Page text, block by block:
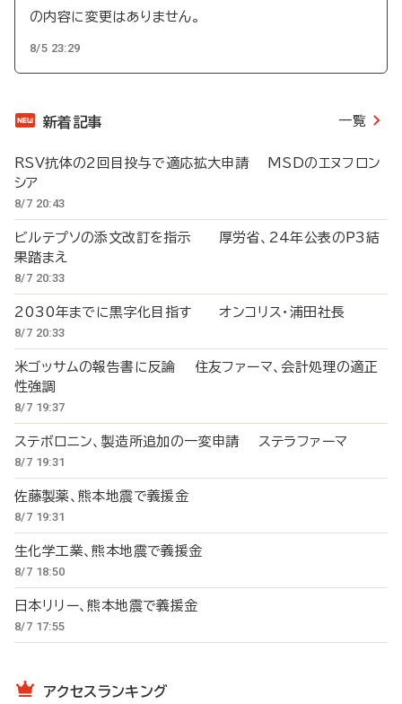
の内容に変更はありません。
8/5 23:29
新着記事 一覧
RSV抗体の2回目投与で適応拡大申請 MSDのエヌフロン
シア
8/7 20:43
ビルテプソの添文改訂を指示 厚労省、24年公表のP3結
果踏まえ
8/7 20:33
2030年までに黒字化目指す オンコリス・浦田社長
8/7 20:33
米ゴッサムの報告書に反論 住友ファーマ、会計処理の適正
性強調
8/7 19:37
ステボロニン、製造所追加の一変申請 ステラファーマ
8/7 19:31
佐藤製薬、熊本地震で義援金
8/7 19:31
生化学工業、熊本地震で義援金
8/7 18:50
日本リリー、熊本地震で義援金
8/7 17:55
アクセスランキング